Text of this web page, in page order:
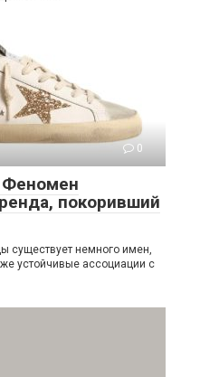
0
Феномен
покоривший
существует немного имен,
устойчивые ассоциации с